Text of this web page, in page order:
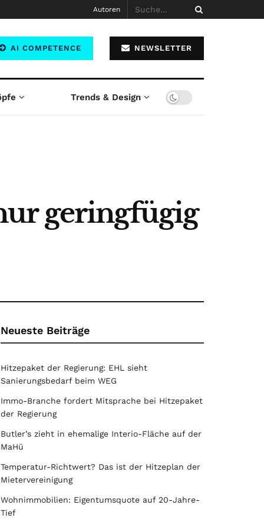
Autoren
AI COMPETENCE NEWSLETTER
Trends & Design
geringfügig
Neueste Beiträge
Hitzepaket der Regierung: EHL sieht
Sanierungsbedarf beim WEG
Immo-Branche fordert Mitsprache bei Hitzepaket
der Regierung
Butler’s zieht in ehemalige Interio-Fläche auf der
MaHü
Temperatur-Richtwert? Das ist der Hitzeplan der
Mietervereinigung
Wohnimmobilien: Eigentumsquote auf 20-Jahre-
Tief